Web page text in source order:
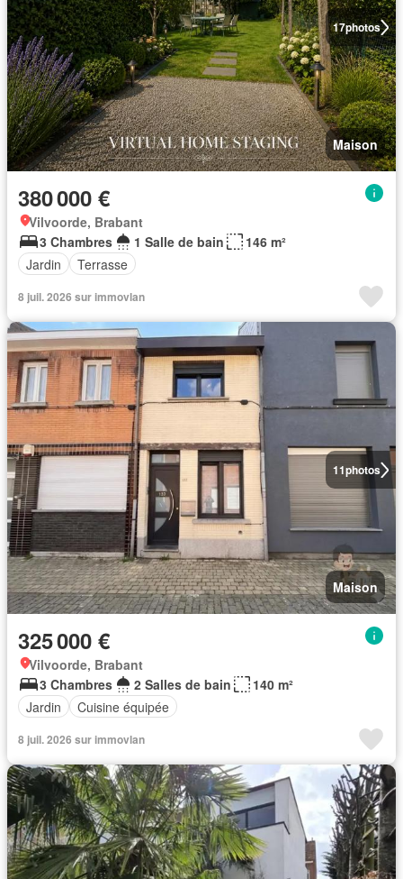
17photos
Maison
380 000 €
Vilvoorde, Brabant
3 Chambres
1 Salle de bain
146 m²
Jardin
Terrasse
8 juil. 2026 sur immovlan
11photos
Maison
325 000 €
Vilvoorde, Brabant
3 Chambres
2 Salles de bain
140 m²
Jardin
Cuisine équipée
8 juil. 2026 sur immovlan